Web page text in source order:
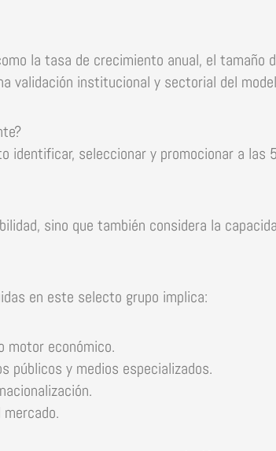
la tasa de crecimiento anual, el tamaño
validación institucional y sectorial del
identificar, seleccionar y promocionar a las
sino que también considera la
en este selecto grupo implica:
motor económico.
públicos y medios especializados.